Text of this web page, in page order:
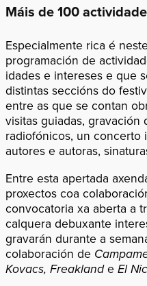
Máis de 100
Especialmente rica é
programación de
idades e intereses e que
distintas seccións do
entre as que se contan
visitas guiadas,
radiofónicos, un concerto
autores e autoras,
Entre esta apertada
proxectos coa
convocatoria xa aberta a
calquera debuxante
gravarán durante a
colaboración de
Kovacs, Freaklande El